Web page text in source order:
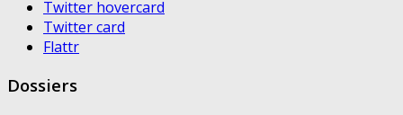
Twitter hovercard
Twitter card
Flattr
Dossiers